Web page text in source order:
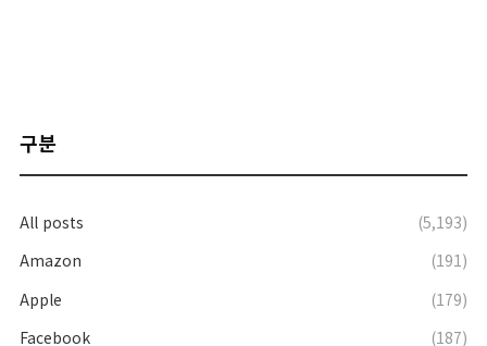
구분
All posts
(5,193)
Amazon
(191)
Apple
(179)
Facebook
(187)